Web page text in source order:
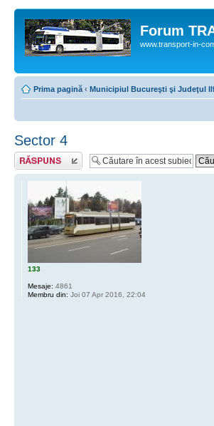
Forum
www.transport-in-
Prima pagină ‹ Municipiul Bucureşti şi Judeţul
Sector 4
Răspunde
133
Mesaje: 4861
Membru din: Joi 07 Apr 2016, 22:04